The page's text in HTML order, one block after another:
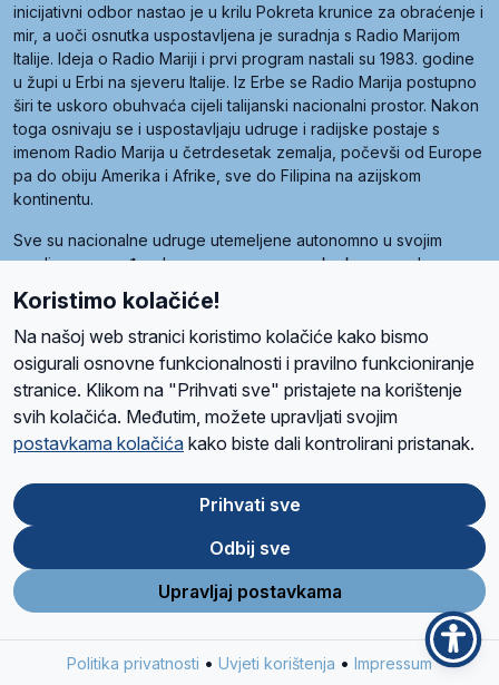
inicijativni odbor nastao je u krilu Pokreta krunice za obraćenje i
mir, a uoči osnutka uspostavljena je suradnja s Radio Marijom
Italije. Ideja o Radio Mariji i prvi program nastali su 1983. godine
u župi u Erbi na sjeveru Italije. Iz Erbe se Radio Marija postupno
širi te uskoro obuhvaća cijeli talijanski nacionalni prostor. Nakon
toga osnivaju se i uspostavljaju udruge i radijske postaje s
imenom Radio Marija u četrdesetak zemalja, počevši od Europe
pa do obiju Amerika i Afrike, sve do Filipina na azijskom
kontinentu.
Sve su nacionalne udruge utemeljene autonomno u svojim
zemljama, a međusobna su povezane preko krovne udruge
pod nazivom Svjetska obitelj Radio Marije (World Family of
Radio Maria). Svjetsku obitelj utemeljilo je sedam članica, među
kojima je i hrvatska Udruga Radio Marija.
O namaRadio ProgramVolonteriPrijateljiKontaktPravila privatnosti
Ova stranica je zaštićena Google reCAPTCHA sustavom
Store
Google
Play
Koristimo kolačiće!
Na našoj web stranici koristimo kolačiće kako bismo
osigurali osnovne funkcionalnosti i pravilno funkcioniranje
stranice. Klikom na "Prihvati sve" pristajete na korištenje
svih kolačića. Međutim, možete upravljati svojim
postavkama kolačića kako biste dali kontrolirani pristanak.
Prihvati sve
Odbij sve
Upravljaj postavkama
Politika privatnosti • Uvjeti korištenja • Impressum